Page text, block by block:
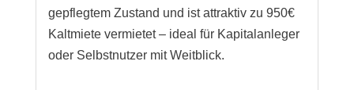
gepflegtem Zustand und ist attraktiv zu 950€
Kaltmiete vermietet – ideal für Kapitalanleger
oder Selbstnutzer mit Weitblick.